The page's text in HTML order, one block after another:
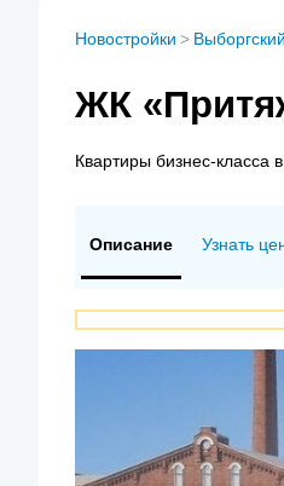
Новостройки >
ЖК
Квартирыбизнес-класса
Описание Узнать